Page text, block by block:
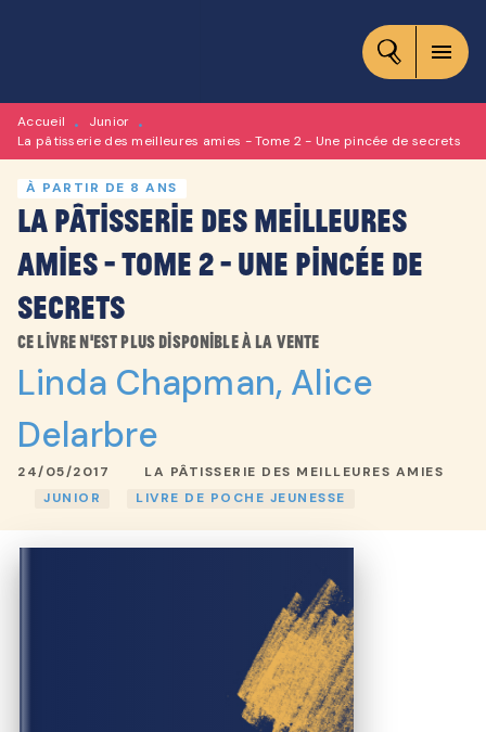
CONTENU
menu
Accueil • Junior •
La pâtisserie des meilleures amies - Tome 2 - Une pincée de secrets
À PARTIR DE 8 ANS
La pâtisserie des meilleures
amies - Tome 2 - Une pincée de
secrets
Ce livre n'est plus disponible à la vente
Linda Chapman, Alice
Delarbre
24/05/2017
LA PÂTISSERIE DES MEILLEURES AMIES
JUNIOR
LIVRE DE POCHE JEUNESSE